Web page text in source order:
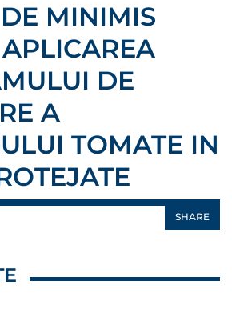
MINIMIS
DE
A
TOMATE IN
SHARE